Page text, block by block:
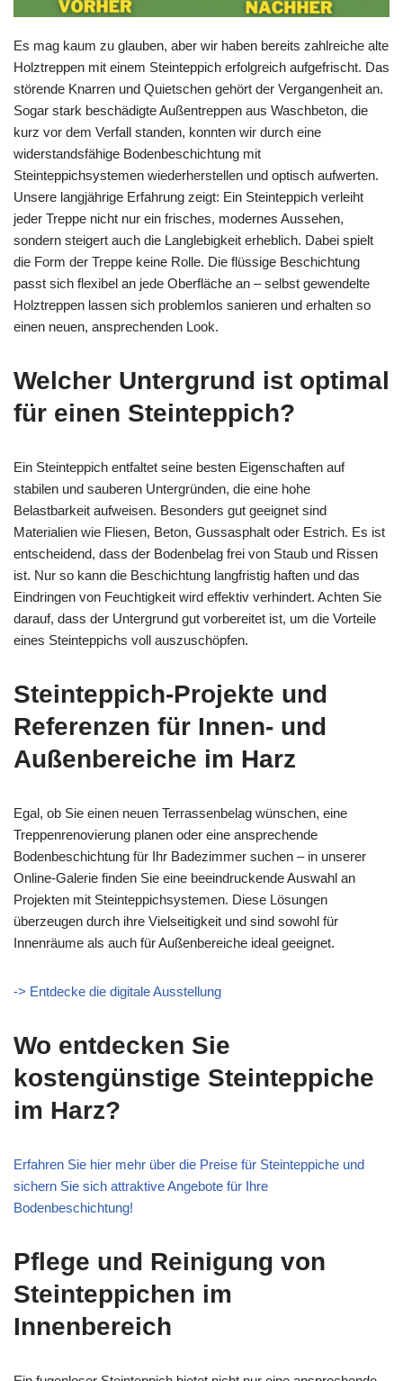
Es mag kaum zu glauben, aber wir haben bereits zahlreiche alte
Holztreppen mit einem Steinteppich erfolgreich aufgefrischt. Das
störende Knarren und Quietschen gehört der Vergangenheit an.
Sogar stark beschädigte Außentreppen aus Waschbeton, die
kurz vor dem Verfall standen, konnten wir durch eine
widerstandsfähige Bodenbeschichtung mit
Steinteppichsystemen wiederherstellen und optisch aufwerten.
Unsere langjährige Erfahrung zeigt: Ein Steinteppich verleiht
jeder Treppe nicht nur ein frisches, modernes Aussehen,
sondern steigert auch die Langlebigkeit erheblich. Dabei spielt
die Form der Treppe keine Rolle. Die flüssige Beschichtung
passt sich flexibel an jede Oberfläche an – selbst gewendelte
Holztreppen lassen sich problemlos sanieren und erhalten so
einen neuen, ansprechenden Look.
Welcher Untergrund ist optimal
für einen Steinteppich?
Ein Steinteppich entfaltet seine besten Eigenschaften auf
stabilen und sauberen Untergründen, die eine hohe
Belastbarkeit aufweisen. Besonders gut geeignet sind
Materialien wie Fliesen, Beton, Gussasphalt oder Estrich. Es ist
entscheidend, dass der Bodenbelag frei von Staub und Rissen
ist. Nur so kann die Beschichtung langfristig haften und das
Eindringen von Feuchtigkeit wird effektiv verhindert. Achten Sie
darauf, dass der Untergrund gut vorbereitet ist, um die Vorteile
eines Steinteppichs voll auszuschöpfen.
Steinteppich-Projekte und
Referenzen für Innen- und
Außenbereiche im Harz
Egal, ob Sie einen neuen Terrassenbelag wünschen, eine
Treppenrenovierung planen oder eine ansprechende
Bodenbeschichtung für Ihr Badezimmer suchen – in unserer
Online-Galerie finden Sie eine beeindruckende Auswahl an
Projekten mit Steinteppichsystemen. Diese Lösungen
überzeugen durch ihre Vielseitigkeit und sind sowohl für
Innenräume als auch für Außenbereiche ideal geeignet.
-> Entdecke die digitale Ausstellung
Wo entdecken Sie
kostengünstige Steinteppiche
im Harz?
Erfahren Sie hier mehr über die Preise für Steinteppiche und
sichern Sie sich attraktive Angebote für Ihre
Bodenbeschichtung!
Pflege und Reinigung von
Steinteppichen im
Innenbereich